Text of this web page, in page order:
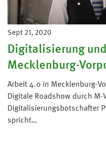
Sept 21, 2020
Digitalisierung
Mecklenburg-
Arbeit 4.0 in Mecklenburg-
Digitale Roadshow durch M-
Digitalisierungsbotschafter
spricht…